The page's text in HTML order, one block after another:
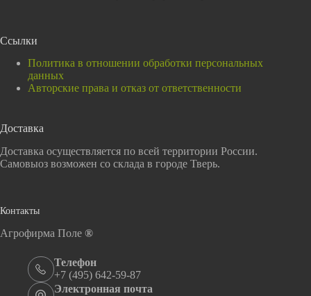
Ссылки
Политика в отношении обработки персональных
данных
Авторские права и отказ от ответственности
Доставка
Доставка осуществляется по всей территории России.
Самовыоз возможен со склада в городе Тверь.
Контакты
Агрофирма Поле ®
Телефон
+7 (495) 642-59-87
Электронная почта